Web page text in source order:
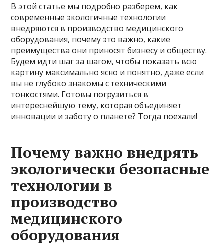
В этой статье мы подробно разберем, как
современные экологичные технологии
внедряются в производство медицинского
оборудования, почему это важно, какие
преимущества они приносят бизнесу и обществу.
Будем идти шаг за шагом, чтобы показать всю
картину максимально ясно и понятно, даже если
вы не глубоко знакомы с техническими
тонкостями. Готовы погрузиться в
интереснейшую тему, которая объединяет
инновации и заботу о планете? Тогда поехали!
Почему важно внедрять
экологически безопасные
технологии в
производство
медицинского
оборудования